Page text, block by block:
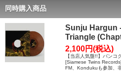
同時購入商品
Sunju Hargun
Triangle
2,100円(税込)
【当店人気盤!!】バンコ
[Siamese Twins
FM、Kondukuも参加、